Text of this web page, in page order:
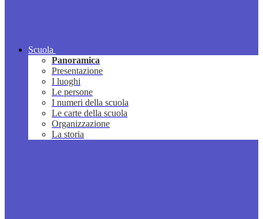
Scuola
Panoramica
Presentazione
I luoghi
Le persone
I numeri della scuola
Le carte della scuola
Organizzazione
La storia